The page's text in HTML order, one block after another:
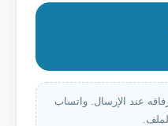
عند الإرسال. واتساب